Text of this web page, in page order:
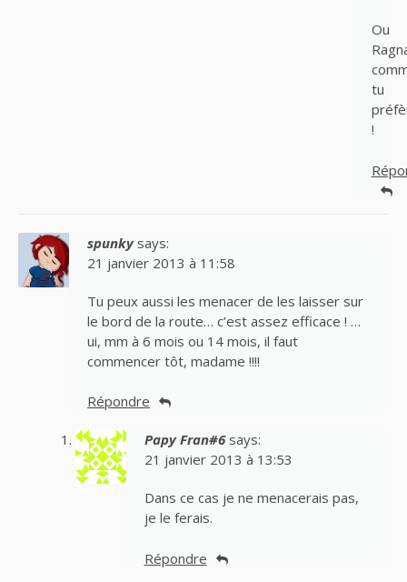
Ou
tu
!
spunky says:
21 janvier 2013 à 11:58
Tu peux aussi les menacer de les laisser sur
le bord de la route… c’est assez efficace ! …
ui, mm à 6 mois ou 14 mois, il faut
commencer tôt, madame !!!!
Répondre
Papy Fran#6 says:
21 janvier 2013 à 13:53
Dans ce cas je ne menacerais pas,
je le ferais.
Répondre